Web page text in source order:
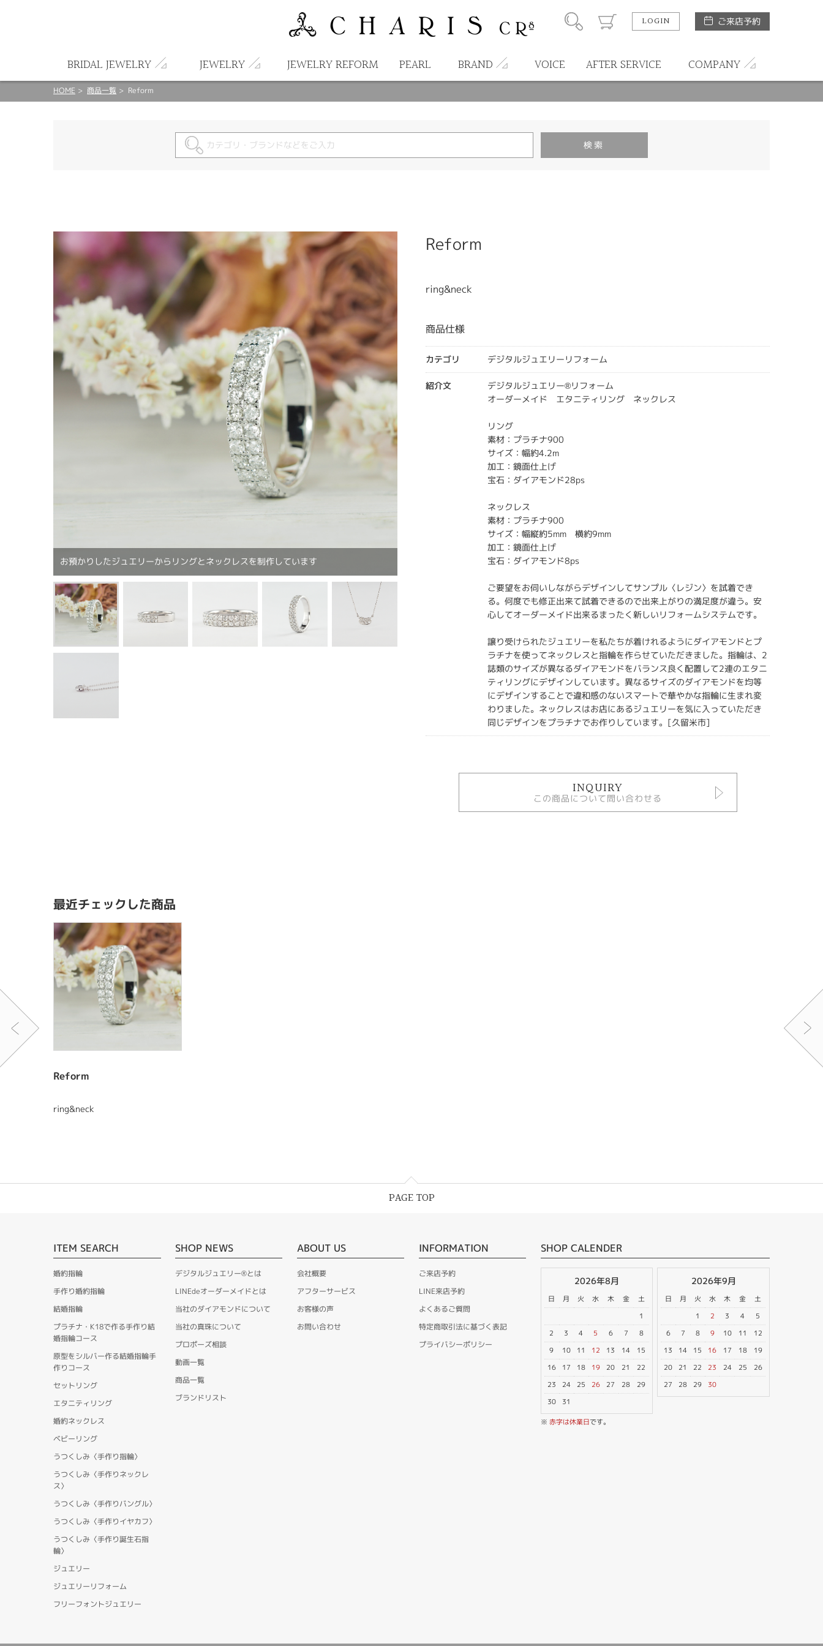
LOGIN ご来店予約
BRIDAL JEWELRY JEWELRY JEWELRY REFORM PEARL BRAND VOICE AFTER SERVICE COMPANY
HOME 商品一覧 Reform
お預かりしたジュエリーからリングとネックレスを制作しています
Reform
ring&neck
商品仕様
カテゴリ デジタルジュエリーリフォーム
紹介文
デジタルジュエリー®リフォーム
オーダーメイド エタニティリング ネックレス
リング
素材：プラチナ900
サイズ：幅約4.2m
加工：鏡面仕上げ
宝石：ダイアモンド28ps
ネックレス
素材：プラチナ900
サイズ：幅縦約5mm 横約9mm
加工：鏡面仕上げ
宝石：ダイアモンド8ps
ご要望をお伺いしながらデザインしてサンプル〈レジン〉を試着でき
る。何度でも修正出来て試着できるので出来上がりの満足度が違う。安
心してオーダーメイド出来るまったく新しいリフォームシステムです。
譲り受けられたジュエリーを私たちが着けれるようにダイアモンドとプ
ラチナを使ってネックレスと指輪を作らせていただきました。指輪は、2
誌類のサイズが異なるダイアモンドをバランス良く配置して2連のエタニ
ティリングにデザインしています。異なるサイズのダイアモンドを均等
にデザインすることで違和感のないスマートで華やかな指輪に生まれ変
わりました。ネックレスはお店にあるジュエリーを気に入っていただき
同じデザインをプラチナでお作りしています。[久留米市]
INQUIRY
この商品について問い合わせる
最近チェックした商品
Reform
ring&neck
PAGE TOP
ITEM SEARCH
婚約指輪
手作り婚約指輪
結婚指輪
プラチナ・K18で作る手作り結
婚指輪コース
原型をシルバー作る結婚指輪手
作りコース
セットリング
エタニティリング
婚約ネックレス
ベビーリング
うつくしみ〈手作り指輪〉
うつくしみ〈手作りネックレ
ス〉
うつくしみ〈手作りバングル〉
うつくしみ〈手作りイヤカフ〉
うつくしみ〈手作り誕生石指
輪〉
ジュエリー
ジュエリーリフォーム
フリーフォントジュエリー
SHOP NEWS
デジタルジュエリー®とは
LINEdeオーダーメイドとは
当社のダイアモンドについて
当社の真珠について
プロポーズ相談
動画一覧
商品一覧
ブランドリスト
ABOUT US
会社概要
アフターサービス
お客様の声
お問い合わせ
INFORMATION
ご来店予約
LINE来店予約
よくあるご質問
特定商取引法に基づく表記
プライバシーポリシー
SHOP CALENDER
2026年8月
日 月 火 水 木 金
土
1
2
3 4 5 6 7
8
9
10 11 12 13 14
15
16
17 18 19 20 21
22
23
24 25 26 27 28
29
30
31
2026年9月
日 月 火 水 木 金
土
1
2 3 4
5
6
7 8 9 10 11
12
13
14 15 16 17 18
19
20
21 22 23 24 25
26
27
28 29 30
※ 赤字は休業日です。